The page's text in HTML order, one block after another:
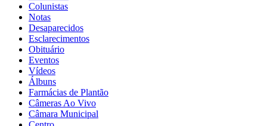
Colunistas
Notas
Desaparecidos
Esclarecimentos
Obituário
Eventos
Vídeos
Álbuns
Farmácias de Plantão
Câmeras Ao Vivo
Câmara Municipal